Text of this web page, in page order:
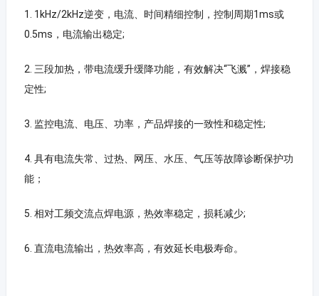
1. 1kHz/2kHz逆变，电流、时间精细控制，控制周期1ms或
0.5ms，电流输出稳定;
2. 三段加热，带电流缓升缓降功能，有效解决“飞溅”，焊接稳
定性;
3. 监控电流、电压、功率，产品焊接的一致性和稳定性;
4. 具有电流失常、过热、网压、水压、气压等故障诊断保护功
能；
5. 相对工频交流点焊电源，热效率稳定，损耗减少;
6. 直流电流输出，热效率高，有效延长电极寿命。